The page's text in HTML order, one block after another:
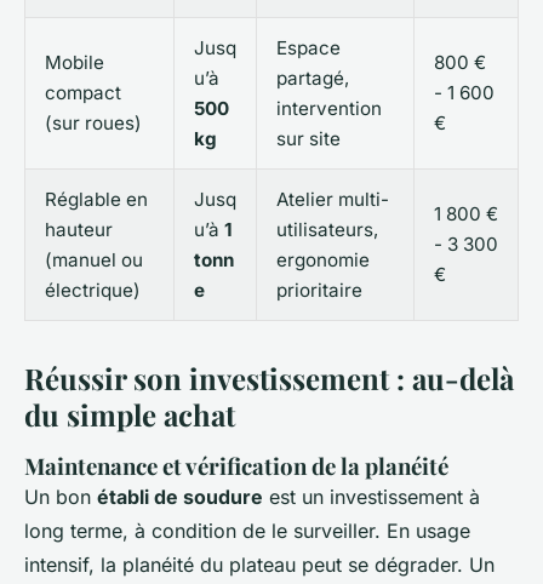
Mobile
compact
(sur roues)
Jusq
u’à
500
kg
Espace
partagé,
intervention
sur site
800 €
- 1 600
€
Réglable en
hauteur
(manuel ou
électrique)
Jusq
u’à 1
tonn
e
Atelier multi-
utilisateurs,
ergonomie
prioritaire
1 800 €
- 3 300
€
Réussir son investissement : au-delà
du simple achat
Maintenance et vérification de la planéité
Un bon établi de soudure est un investissement à
long terme, à condition de le surveiller. En usage
intensif, la planéité du plateau peut se dégrader. Un